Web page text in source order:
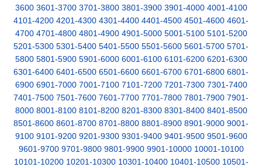
3600 3601-3700 3701-3800 3801-3900 3901-4000 4001-4100
4101-4200 4201-4300 4301-4400 4401-4500 4501-4600 4601-
4700 4701-4800 4801-4900 4901-5000 5001-5100 5101-5200
5201-5300 5301-5400 5401-5500 5501-5600 5601-5700 5701-
5800 5801-5900 5901-6000 6001-6100 6101-6200 6201-6300
6301-6400 6401-6500 6501-6600 6601-6700 6701-6800 6801-
6900 6901-7000 7001-7100 7101-7200 7201-7300 7301-7400
7401-7500 7501-7600 7601-7700 7701-7800 7801-7900 7901-
8000 8001-8100 8101-8200 8201-8300 8301-8400 8401-8500
8501-8600 8601-8700 8701-8800 8801-8900 8901-9000 9001-
9100 9101-9200 9201-9300 9301-9400 9401-9500 9501-9600
9601-9700 9701-9800 9801-9900 9901-10000 10001-10100
10101-10200 10201-10300 10301-10400 10401-10500 10501-